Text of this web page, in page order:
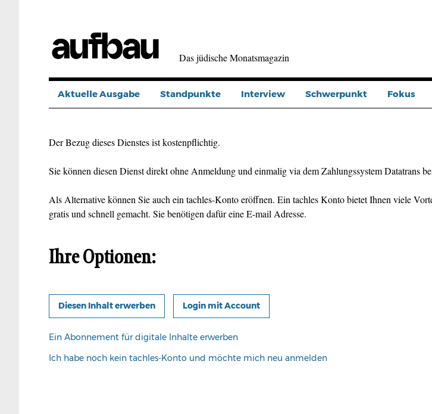
Das jüdische Monatsmagazin
Aktuelle Ausgabe Standpunkte Interview Schwerpunkt Fokus
Der Bezug dieses Dienstes ist kostenpflichtig.
Sie können diesen Dienst direkt ohne Anmeldung und einmalig via dem Zahlungssystem Datatrans
Als Alternative können Sie auch ein tachles-Konto eröffnen. Ein tachles Konto bietet Ihnen viele
gratis und schnell gemacht. Sie benötigen dafür eine E-mail Adresse.
Ihre Optionen:
Login mit Account
Ein Abonnement für digitale Inhalte erwerben
Ich habe noch kein tachles-Konto und möchte mich neu anmelden